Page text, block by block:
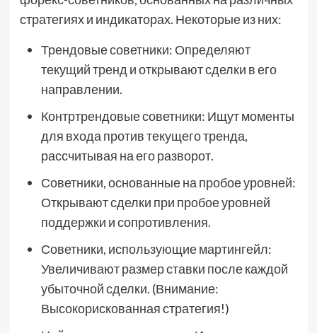
стратегиях и индикаторах. Некоторые из них:
Трендовые советники: Определяют
текущий тренд и открывают сделки в его
направлении.
Контртрендовые советники: Ищут моменты
для входа против текущего тренда,
рассчитывая на его разворот.
Советники, основанные на пробое уровней:
Открывают сделки при пробое уровней
поддержки и сопротивления.
Советники, использующие мартингейл:
Увеличивают размер ставки после каждой
убыточной сделки. (Внимание:
Высокорискованная стратегия!)